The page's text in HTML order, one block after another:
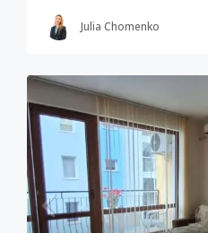
Julia Chomenko